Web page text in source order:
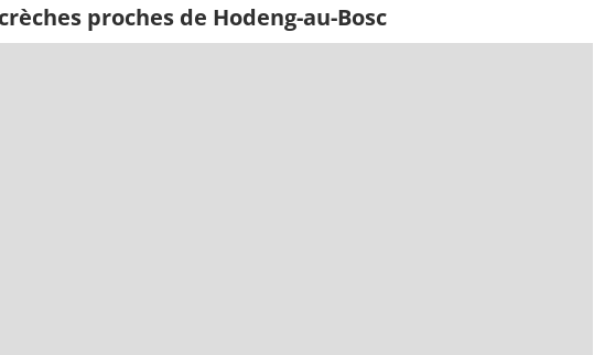
proches de Hodeng-au-Bosc